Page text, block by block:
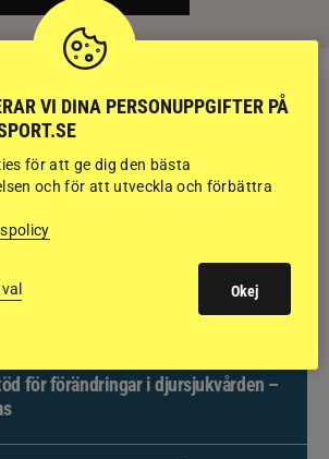
för förändringar i djursjukvården –
VI DINA PERSONUPPGIFTER PÅ
för att ge dig den bästa
och för att utveckla och förbättra
Okej